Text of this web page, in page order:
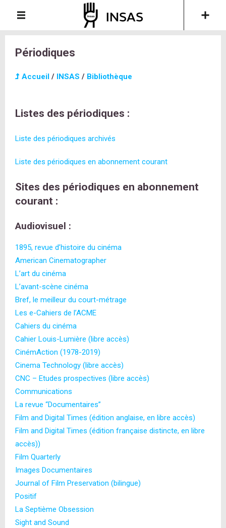
Périodiques
Accueil / INSAS / Bibliothèque
Listes des périodiques :
Liste des périodiques archivés
Liste des périodiques en abonnement courant
Sites des périodiques en abonnement
courant :
Audiovisuel :
1895, revue d’histoire du cinéma
American Cinematographer
L’art du cinéma
L’avant-scène cinéma
Bref, le meilleur du court-métrage
Les e-Cahiers de l’ACME
Cahiers du cinéma
Cahier Louis-Lumière (libre accès)
CinémAction (1978-2019)
Cinema Technology (libre accès)
CNC – Etudes prospectives (libre accès)
Communications
La revue “Documentaires”
Film and Digital Times (édition anglaise, en libre accès)
Film and Digital Times (édition française distincte, en libre
accès))
Film Quarterly
Images Documentaires
Journal of Film Preservation (bilingue)
Positif
La Septième Obsession
Sight and Sound